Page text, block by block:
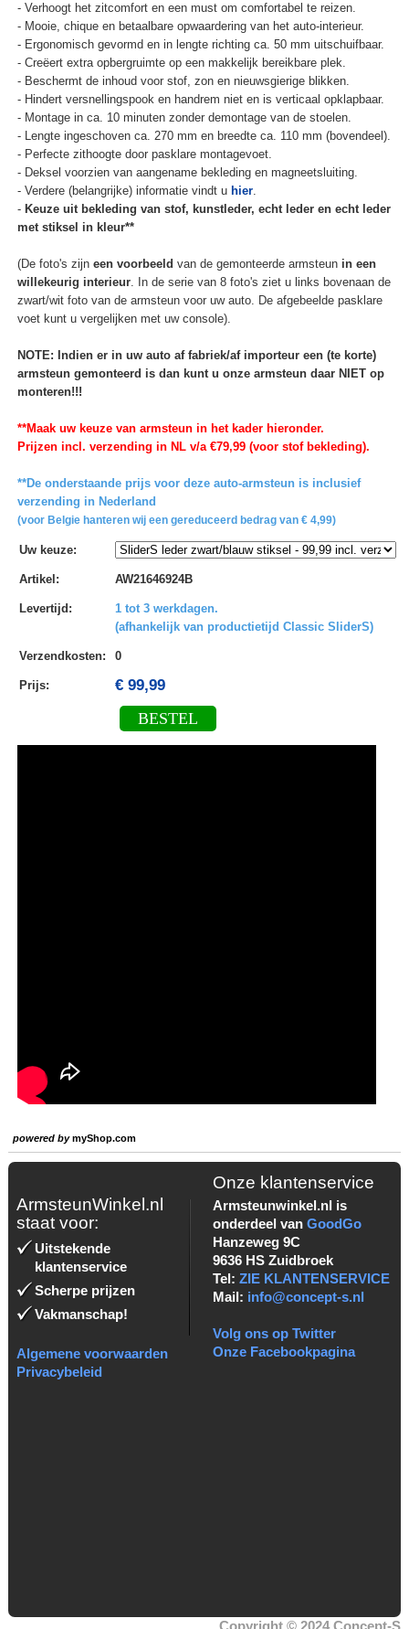
- Verhoogt het zitcomfort en een must om comfortabel te reizen.
- Mooie, chique en betaalbare opwaardering van het auto-interieur.
- Ergonomisch gevormd en in lengte richting ca. 50 mm uitschuifbaar.
- Creëert extra opbergruimte op een makkelijk bereikbare plek.
- Beschermt de inhoud voor stof, zon en nieuwsgierige blikken.
- Hindert versnellingspook en handrem niet en is verticaal opklapbaar.
- Montage in ca. 10 minuten zonder demontage van de stoelen.
- Lengte ingeschoven ca. 270 mm en breedte ca. 110 mm (bovendeel).
- Perfecte zithoogte door pasklare montagevoet.
- Deksel voorzien van aangename bekleding en magneetsluiting.
- Verdere (belangrijke) informatie vindt u hier.
- Keuze uit bekleding van stof, kunstleder, echt leder en echt leder
met stiksel in kleur**
(De foto's zijn een voorbeeld van de gemonteerde armsteun in een
willekeurig interieur. In de serie van 8 foto's ziet u links bovenaan de
zwart/wit foto van de armsteun voor uw auto. De afgebeelde pasklare
voet kunt u vergelijken met uw console).
NOTE: Indien er in uw auto af fabriek/af importeur een (te korte)
armsteun gemonteerd is dan kunt u onze armsteun daar NIET op
monteren!!!
**Maak uw keuze van armsteun in het kader hieronder.
Prijzen incl. verzending in NL v/a €79,99 (voor stof bekleding).
**De onderstaande prijs voor deze auto-armsteun is inclusief
verzending in Nederland
(voor Belgie hanteren wij een gereduceerd bedrag van € 4,99)
Uw keuze:
Artikel : AW21646924B
Levertijd :
1 tot 3 werkdagen.
(afhankelijk van productietijd Classic SliderS)
Verzendkosten: 0
Prijs: € 99,99
BESTEL
powered bymyShop.com
ArmsteunWinkel.nl
staat voor:
Uitstekende
klantenservice
Scherpe prijzen
Vakmanschap!
Algemene voorwaarden
Privacybeleid
Onze klantenservice
Armsteunwinkel.nl is
onderdeel van GoodGo
Hanzeweg 9C
9636 HS Zuidbroek
Tel: ZIE KLANTENSERVICE
Mail: info@concept-s.nl
Volg ons op Twitter
Onze Facebookpagina